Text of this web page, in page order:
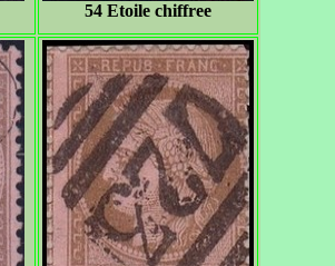
54 Etoile chiffree